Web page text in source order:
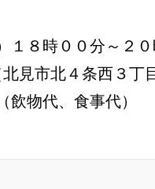
１８時００分～２
見市北４条西３丁
飲物代、食事代）